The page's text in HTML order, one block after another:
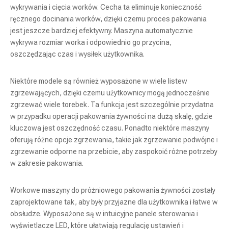
wykrywania i cięcia worków. Cecha ta eliminuje konieczność
ręcznego docinania worków, dzięki czemu proces pakowania
jest jeszcze bardziej efektywny. Maszyna automatycznie
wykrywa rozmiar worka i odpowiednio go przycina,
oszczędzając czas i wysiłek użytkownika.
Niektóre modele są również wyposażone w wiele listew
zgrzewających, dzięki czemu użytkownicy mogą jednocześnie
zgrzewać wiele torebek. Ta funkcja jest szczególnie przydatna
w przypadku operacji pakowania żywności na dużą skalę, gdzie
kluczowa jest oszczędność czasu. Ponadto niektóre maszyny
oferują różne opcje zgrzewania, takie jak zgrzewanie podwójne i
zgrzewanie odporne na przebicie, aby zaspokoić różne potrzeby
w zakresie pakowania.
Workowe maszyny do próżniowego pakowania żywności zostały
zaprojektowane tak, aby były przyjazne dla użytkownika i łatwe w
obsłudze. Wyposażone są w intuicyjne panele sterowania i
wyświetlacze LED, które ułatwiają regulację ustawień i